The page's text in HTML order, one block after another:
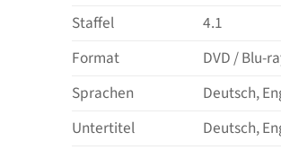
Staffel
4.1
Format
DVD / Blu-
Sprachen
Deutsch,
Untertitel
Deutsch,